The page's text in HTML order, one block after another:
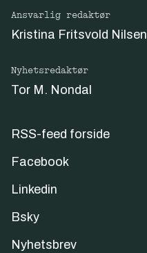
Ansvarlig redaktør
Kristina Fritsvold Nilsen
Nyhetsredaktør
Tor M. Nondal
RSS-feed forside
Facebook
Linkedin
Bsky
Nyhetsbrev